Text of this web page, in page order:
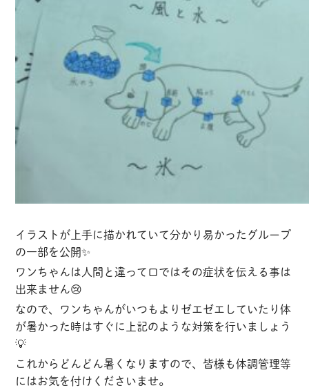
イラストが上手に描かれていて分かり易かったグループ
の一部を公開✨
ワンちゃんは人間と違って口ではその症状を伝える事は
出来ません😢
なので、ワンちゃんがいつもよりゼエゼエしていたり体
が暑かった時はすぐに上記のような対策を行いましょう
💡
これからどんどん暑くなりますので、皆様も体調管理等
にはお気を付けくださいませ。